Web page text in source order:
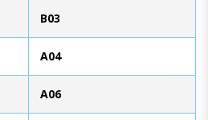
B03
A04
A06